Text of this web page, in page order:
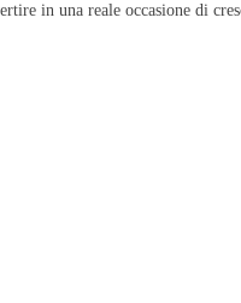
in una reale occasione di